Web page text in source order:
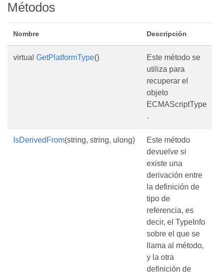
Métodos
Nombre Descripción
virtual GetPlatformType()
Este método se
utiliza para
recuperar el
objeto
ECMAScriptType
.
IsDerivedFrom(string, string, ulong)
Este método
devuelve si
existe una
derivación entre
la definición de
tipo de
referencia, es
decir, el TypeInfo
sobre el que se
llama al método,
y la otra
definición de